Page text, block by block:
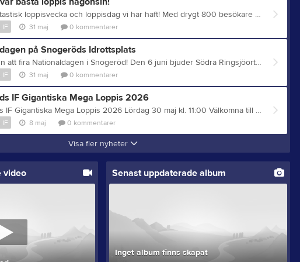
Vilken fantastisk loppisvecka och loppisdag vi har haft! Med drygt 800 besökare slog vi deltagarrekord, och tack vare ett stort engagemang från alla er frivilliga blev det också vår bästa loppis någonsin. Under hela veckan och på själva loppisdagen har många hjälpt till med insamling, sortering, uppbyggnad, försäljning, servering, parkering, städning och allt däremellan. Ett extra stort tack vill vi rikta till vår loppisgrupp, som under hela året lagt ner mycket arbete med hämtningar, planering och förberedelser. Det arbete som görs långt innan loppisveckan syns kanske inte alltid, men det är en avgörande del av framgången. Utan alla er ideella krafter är inget av detta möjligt. Tillsammans skapade vi en fantastisk dag för alla besökare. Tillsammans nådde vi en rekordintäkt som kommer att göra stor nytta för föreningens verksamhet. Ett varmt tack till var och en av er som bidragit. Ni är hjärtat i Snogeröds IF och visar vad som är möjligt när vi hjälps åt.
IF 31 maj 0 kommentarer
på Snogeröds Idrottsplats
Välkommen att fira Nationaldagen i Snogeröd! Den 6 juni bjuder Södra Ringsjöortens Bygdeförening och Snogeröds IF in till ett härligt nationaldagsfirande på Snogeröds Idrottsplats – en eftermiddag fylld med musik, gemenskap, aktiviteter och upplevelser för hela familjen!
IF 31 maj 0 kommentarer
IF Gigantiska Mega Loppis 2026
Snogeröds IF Gigantiska Mega Loppis 2026 Lördag 30 maj kl. 11:00 Välkomna till årets stora fyndarfest på Snogeröds Idrottsplats. Efter förra årets rekordloppis lovar vi en ännu störra loppis. Vi har dubbelt så mycket saker i år! Hos oss hittar ni möbler, lampor, kläder, tyger, skor, väskor, porslin, köksutrustning, köksgeråd, elektronik, prydnadssaker, sportutrustning, friluftsutrustning, båtar, böcker, filmer, tidningar, verktyg, maskiner, cyklar, tavlor osv. Auktion kl. 12:30. Entré 30 kr. Vi tar både Swish och kontanter. Kiosken är givetvis öppen och där kan du avnjuta läckerheter som kaffe och kaka, hamburgare och korv med bröd. Vill ni skänka saker till loppisen? Kontakta oss för mer info: Linus Harnfeldt: 0704-66 44 34 Oskar Rönnerling: 0767-83 25 00 Varmt välkomna!
IF 8 maj 0 kommentarer
Visa fler nyheter
video Senast uppdaterade album
Inget album finns skapat